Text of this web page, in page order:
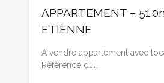
APPARTEMENT –
ETIENNE
A vendre appartement avec
Référence du…